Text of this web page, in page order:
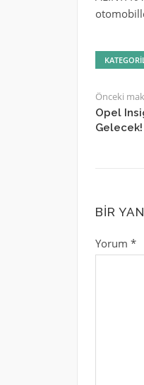
Önceki
Opel
Gelecek!
BIR
Yorum *